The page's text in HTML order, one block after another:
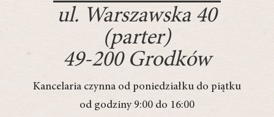
ul. Warszawska 40
(parter)
49-200 Grodków
Kancelaria czynna od poniedziałku do piątku
od godziny 9:00 do 16:00